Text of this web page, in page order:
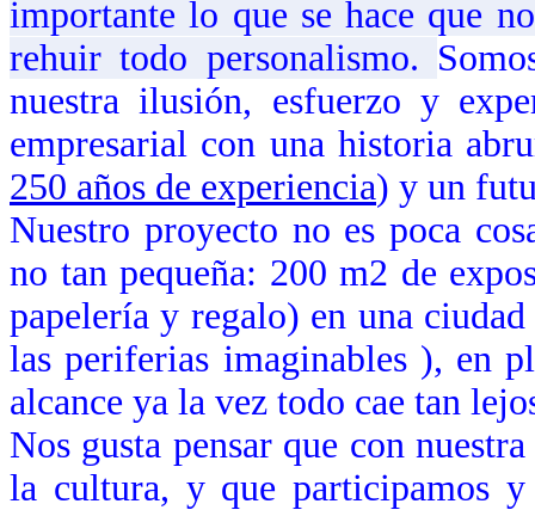
importante lo que se hace que
rehuir todo personalismo.
nuestra ilusión, esfuerzo y
empresarial con una historia
250 años de experiencia) y un
Nuestro proyecto no es poca
no tan pequeña: 200 m2 de
papelería y regalo) en una
las periferias imaginables ), en
alcance ya la vez todo cae tan
Nos gusta pensar que con
la cultura, y que participamos